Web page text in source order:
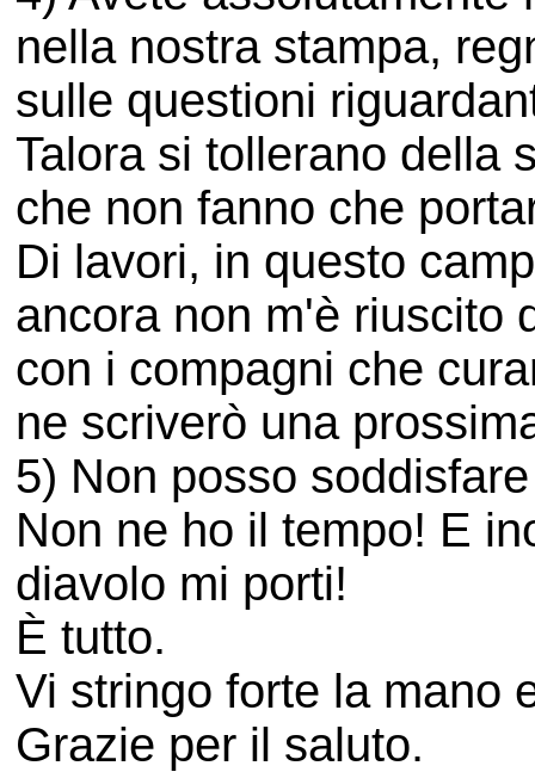
nella nostra stampa,
sulle questioni
Talora si tollerano della
che non fanno che
Di lavori, in questo
ancora non m'è riuscito
con i compagni che
ne scriverò una
5) Non posso
Non ne ho il tempo! E
diavolo mi porti!
È tutto.
Vi stringo forte la mano
Grazie per il saluto.